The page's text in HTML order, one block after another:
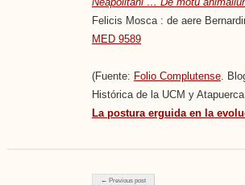
Felicis Mosca : de aere
MED 9589
(Fuente: Folio Complutense.
Histórica de la UCM y
La postura erguida en la
Post navigation
← Previous post